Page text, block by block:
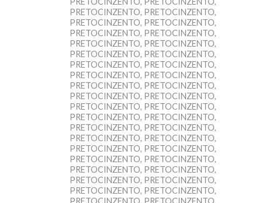
PRETOCINZENTO, PRETOCINZENTO,
PRETOCINZENTO, PRETOCINZENTO,
PRETOCINZENTO, PRETOCINZENTO,
PRETOCINZENTO, PRETOCINZENTO,
PRETOCINZENTO, PRETOCINZENTO,
PRETOCINZENTO, PRETOCINZENTO,
PRETOCINZENTO, PRETOCINZENTO,
PRETOCINZENTO, PRETOCINZENTO,
PRETOCINZENTO, PRETOCINZENTO,
PRETOCINZENTO, PRETOCINZENTO,
PRETOCINZENTO, PRETOCINZENTO,
PRETOCINZENTO, PRETOCINZENTO,
PRETOCINZENTO, PRETOCINZENTO,
PRETOCINZENTO, PRETOCINZENTO,
PRETOCINZENTO, PRETOCINZENTO,
PRETOCINZENTO, PRETOCINZENTO,
PRETOCINZENTO, PRETOCINZENTO,
PRETOCINZENTO, PRETOCINZENTO,
PRETOCINZENTO, PRETOCINZENTO,